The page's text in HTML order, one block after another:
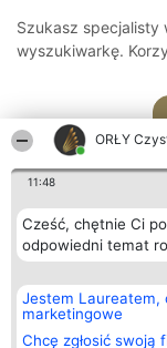
ORŁY
11:48
Cześć, chętnie Ci
odpowiedni temat
Jestem Laureatem,
marketingowe
Chcę zgłosić swoją
Szukasz specjalisty
wyszukiwarkę.
Organizator plebiscytu
Bright Side Solutions sp. z o.
o. sp. k.
ul. Ruska 22